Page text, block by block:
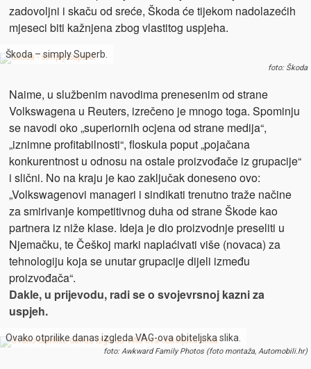
zadovoljni i skaču od sreće, Škoda će tijekom nadolazećih
mjeseci biti kažnjena zbog vlastitog uspjeha.
Škoda – simply Superb.
foto: Škoda
Naime, u službenim navodima prenesenim od strane
Volkswagena u Reuters, izrečeno je mnogo toga. Spominju
se navodi oko „superiornih ocjena od strane medija“,
„iznimne profitabilnosti“, floskula poput „pojačana
konkurentnost u odnosu na ostale proizvođače iz grupacije“
i slični. No na kraju je kao zaključak doneseno ovo:
„Volkswagenovi manageri i sindikati trenutno traže načine
za smirivanje kompetitivnog duha od strane Škode kao
partnera iz niže klase. Ideja je dio proizvodnje preseliti u
Njemačku, te Češkoj marki naplaćivati više (novaca) za
tehnologiju koja se unutar grupacije dijeli između
proizvođača“.
Dakle, u prijevodu, radi se o svojevrsnoj kazni za
uspjeh.
Ovako otprilike danas izgleda VAG-ova obiteljska slika.
foto: Awkward Family Photos (foto montaža, Automobili.hr)